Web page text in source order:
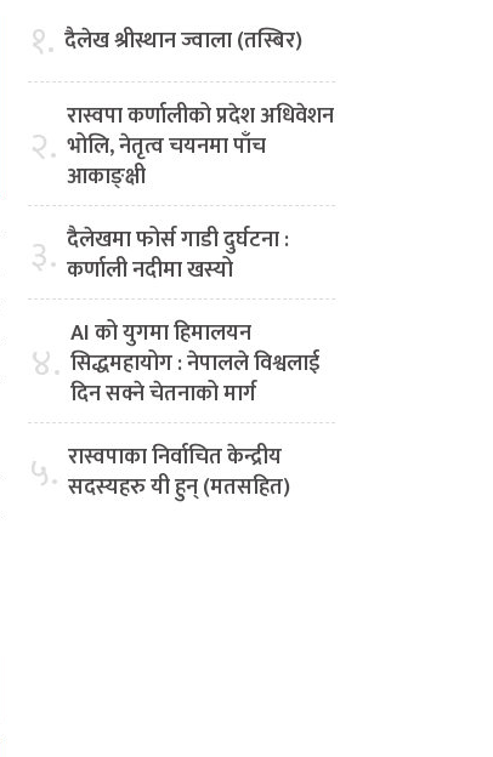
१. दैलेख श्रीस्थान ज्वाला (तस्बिर)
२. रास्वपा कर्णालीको प्रदेश अधिवेशन
भोलि, नेतृत्व चयनमा पाँच
आकाङ्क्षी
३. दैलेखमा फोर्स गाडी दुर्घटना :
कर्णाली नदीमा खस्यो
४. AI को युगमा हिमालयन
सिद्धमहायोग : नेपालले विश्वलाई
दिन सक्ने चेतनाको मार्ग
५. रास्वपाका निर्वाचित केन्द्रीय
सदस्यहरु यी हुन् (मतसहित)